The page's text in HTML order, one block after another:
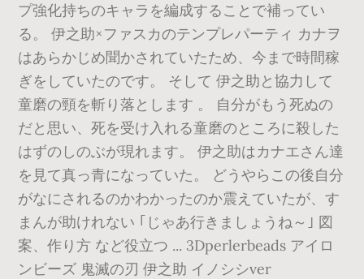
プ強化持ちのキャラを編成することで補ってい
る。 伊之助×ファスカのテンプレパーティ カナヲ
はあらかじめ聞かされていたため、今まで時間稼
ぎをしていたのです。 そして 伊之助と協力して
童磨の頸を斬り落とします 。 自分がもう死ぬの
だと思い、死を受け入れる童磨のところに殺した
はずのしのぶが現れます。 伊之助はカナエさん達
を見て真っ青になっていた。 どうやらこの後自分
がなにされるのかわかったのか震えていたが、す
まんが助けれない ｢じゃあ行きましょうね～｣ 図
案、作り方 など役立つ ... 3Dperlerbeads アイロ
ンビーズ 鬼滅の刃 伊之助 イノシシver